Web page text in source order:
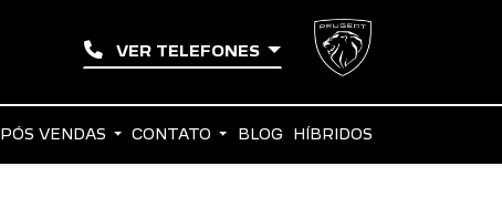
VER TELEFONES
PÓS VENDAS CONTATO BLOG HÍBRIDOS